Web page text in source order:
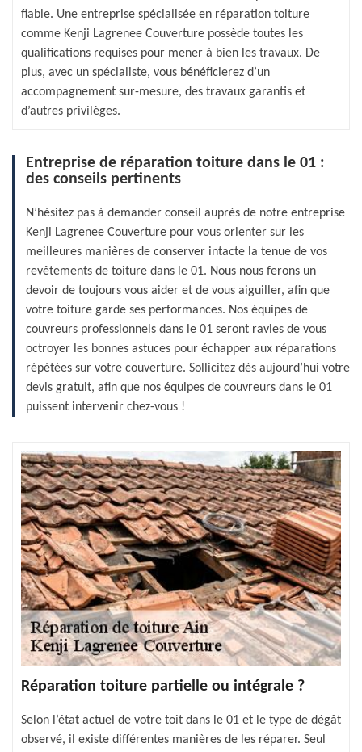
fiable. Une entreprise spécialisée en réparation toiture
comme Kenji Lagrenee Couverture possède toutes les
qualifications requises pour mener à bien les travaux. De
plus, avec un spécialiste, vous bénéficierez d’un
accompagnement sur-mesure, des travaux garantis et
d’autres privilèges.
Entreprise de réparation toiture dans le 01 :
des conseils pertinents
N’hésitez pas à demander conseil auprès de notre entreprise
Kenji Lagrenee Couverture pour vous orienter sur les
meilleures manières de conserver intacte la tenue de vos
revêtements de toiture dans le 01. Nous nous ferons un
devoir de toujours vous aider et de vous aiguiller, afin que
votre toiture garde ses performances. Nos équipes de
couvreurs professionnels dans le 01 seront ravies de vous
octroyer les bonnes astuces pour échapper aux réparations
répétées sur votre couverture. Sollicitez dès aujourd’hui votre
devis gratuit, afin que nos équipes de couvreurs dans le 01
puissent intervenir chez-vous !
Réparation toiture partielle ou intégrale ?
Selon l’état actuel de votre toit dans le 01 et le type de dégât
observé, il existe différentes manières de les réparer. Seul